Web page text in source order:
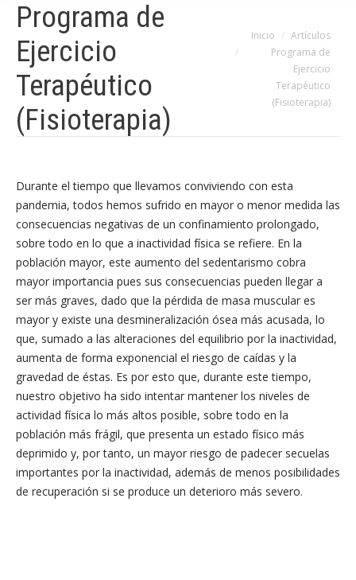
Programa de
Ejercicio
Terapéutico
(Fisioterapia)
Estás aquí:
Inicio
Artículos
Programa de
Ejercicio
Terapéutico
(Fisioterapia)
Durante el tiempo que llevamos conviviendo con esta
pandemia, todos hemos sufrido en mayor o menor medida las
consecuencias negativas de un confinamiento prolongado,
sobre todo en lo que a inactividad física se refiere. En la
población mayor, este aumento del sedentarismo cobra
mayor importancia pues sus consecuencias pueden llegar a
ser más graves, dado que la pérdida de masa muscular es
mayor y existe una desmineralización ósea más acusada, lo
que, sumado a las alteraciones del equilibrio por la inactividad,
aumenta de forma exponencial el riesgo de caídas y la
gravedad de éstas. Es por esto que, durante este tiempo,
nuestro objetivo ha sido intentar mantener los niveles de
actividad física lo más altos posible, sobre todo en la
población más frágil, que presenta un estado físico más
deprimido y, por tanto, un mayor riesgo de padecer secuelas
importantes por la inactividad, además de menos posibilidades
de recuperación si se produce un deterioro más severo.